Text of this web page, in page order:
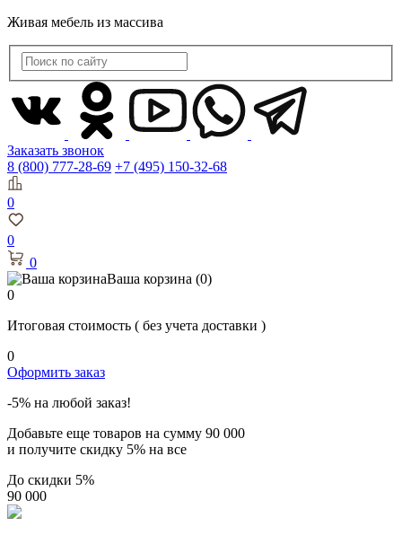
Живая мебель из массива
Заказать звонок
8 (800) 777-28-69 +7 (495) 150-32-68
0
0
0
Ваша корзина (0)
0
Итоговая стоимость ( без учета доставки )
0
Оформить заказ
-5% на любой заказ!
Добавьте еще товаров на сумму 90 000
и получите скидку 5% на все
До скидки 5%
90 000